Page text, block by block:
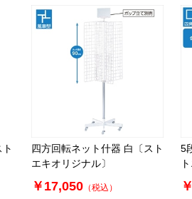
四方回転ネット什器 白〔スト
エキオリジナル〕
￥17,050 （税込）
5